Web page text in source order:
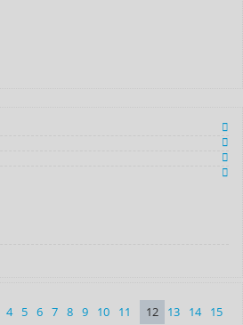
4 5 6 7 8 9 10 11 12 13 14
15